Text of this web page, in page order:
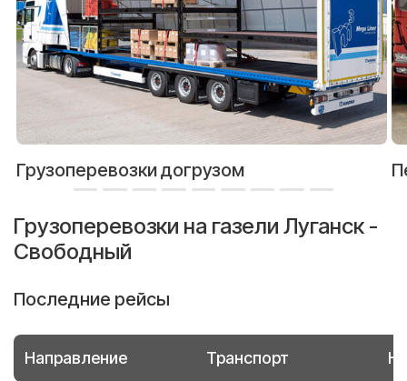
Грузоперевозки догрузом
Грузоперевозки на газели Луганск -
Свободный
Последние рейсы
Направление Транспорт